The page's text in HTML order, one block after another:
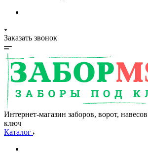
Заказать звонок
Интернет-магазин заборов, ворот,
ключ
Каталог